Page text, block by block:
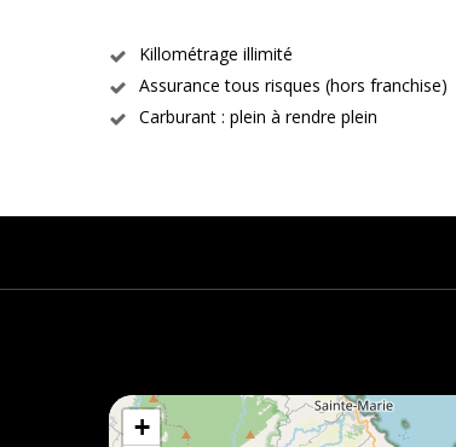
Killométrage illimité
Assurance tous risques (hors franchise)
Carburant : plein à rendre plein
+